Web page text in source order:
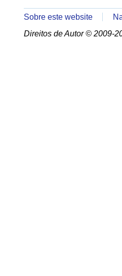
Sobre este website
Direitos de Autor © 2009-